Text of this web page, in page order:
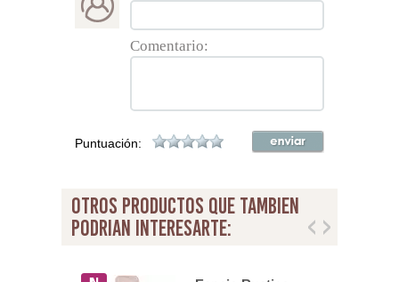
Comentario:
Puntuación:
otros productos que tambien
podrian interesarte: